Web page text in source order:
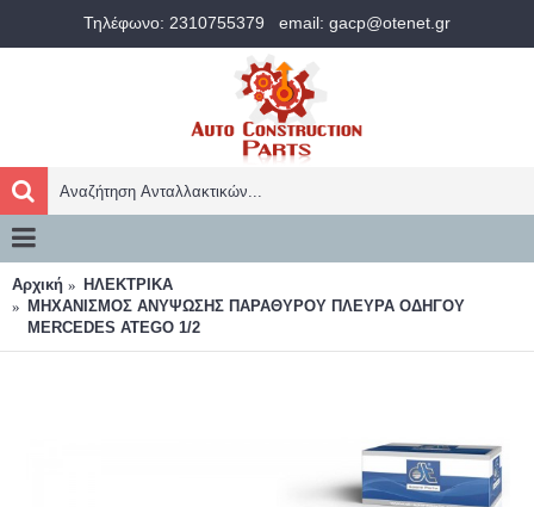
Τηλέφωνο: 2310755379 email: gacp@otenet.gr
Αρχική
ΗΛΕΚΤΡΙΚΑ
ΜΗΧΑΝΙΣΜΟΣ ΑΝΥΨΩΣΗΣ ΠΑΡΑΘΥΡΟΥ ΠΛΕΥΡΑ ΟΔΗΓΟΥ
ΜERCEDES ATEGO 1/2